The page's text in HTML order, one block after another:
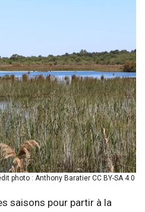
photo : Anthony Baratier CC BY-SA 4.0
saisons pour partir à la